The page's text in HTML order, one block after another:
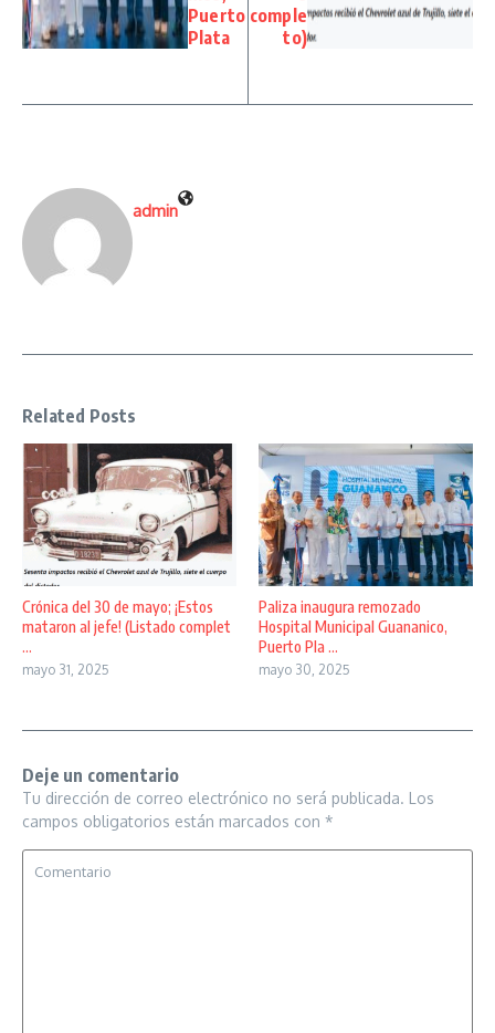
Puerto
Plata
comple
to)
admin
Related Posts
Crónica del 30 de mayo; ¡Estos
mataron al jefe! (Listado complet
...
mayo 31, 2025
Paliza inaugura remozado
Hospital Municipal Guananico,
Puerto Pla ...
mayo 30, 2025
Deje un comentario
Tu dirección de correo electrónico no será publicada. Los
campos obligatorios están marcados con *